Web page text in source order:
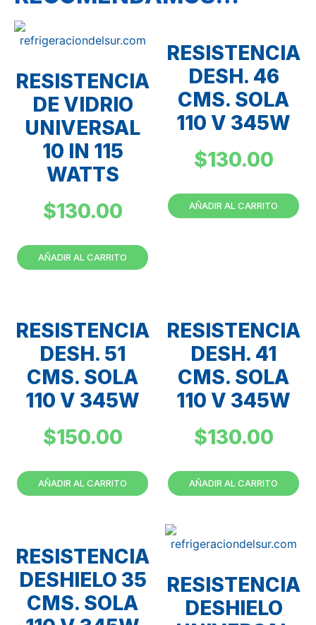
RESISTENCIA
DE VIDRIO
UNIVERSAL
10 IN 115
WATTS
$130.00
AÑADIR AL CARRITO
RESISTENCIA
DESH. 46
CMS. SOLA
110 V 345W
$130.00
AÑADIR AL CARRITO
RESISTENCIA
DESH. 51
CMS. SOLA
110 V 345W
$150.00
AÑADIR AL CARRITO
RESISTENCIA
DESH. 41
CMS. SOLA
110 V 345W
$130.00
AÑADIR AL CARRITO
RESISTENCIA
DESHIELO 35
CMS. SOLA
RESISTENCIA
DESHIELO